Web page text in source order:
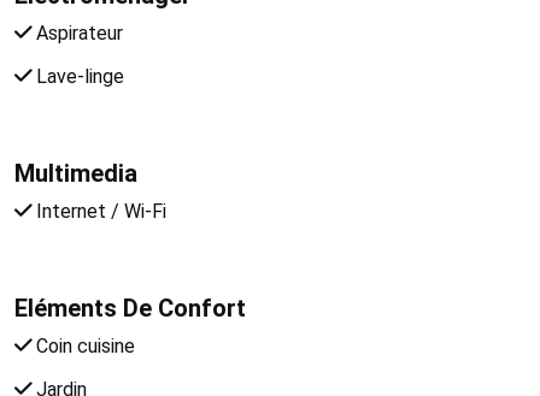
Aspirateur
Lave-linge
Multimedia
Internet / Wi-Fi
Eléments De Confort
Coin cuisine
Jardin